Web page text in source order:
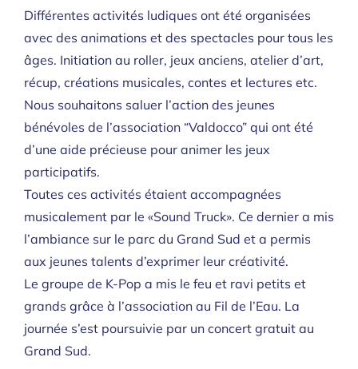
Différentes activités ludiques ont été organisées
avec des animations et des spectacles pour tous les
âges. Initiation au roller, jeux anciens, atelier d’art,
récup, créations musicales, contes et lectures etc.
Nous souhaitons saluer l’action des jeunes
bénévoles de l’association “Valdocco” qui ont été
d’une aide précieuse pour animer les jeux
participatifs.
Toutes ces activités étaient accompagnées
musicalement par le «Sound Truck». Ce dernier a mis
l’ambiance sur le parc du Grand Sud et a permis
aux jeunes talents d’exprimer leur créativité.
Le groupe de K-Pop a mis le feu et ravi petits et
grands grâce à l’association au Fil de l’Eau. La
journée s’est poursuivie par un concert gratuit au
Grand Sud.